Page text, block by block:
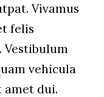
Vivamus
felis
vehicula
amet dui.